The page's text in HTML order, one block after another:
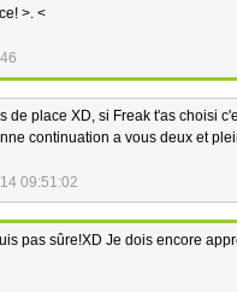
>. <
de place XD, si Freak t'as choisi
continuation a vous deux et
09:51:02
pas sûre!XD Je dois encore